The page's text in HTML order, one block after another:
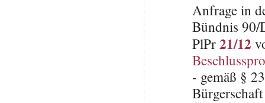
Anfrage in
Bündnis 90/
PlPr21/12
- gemäß §